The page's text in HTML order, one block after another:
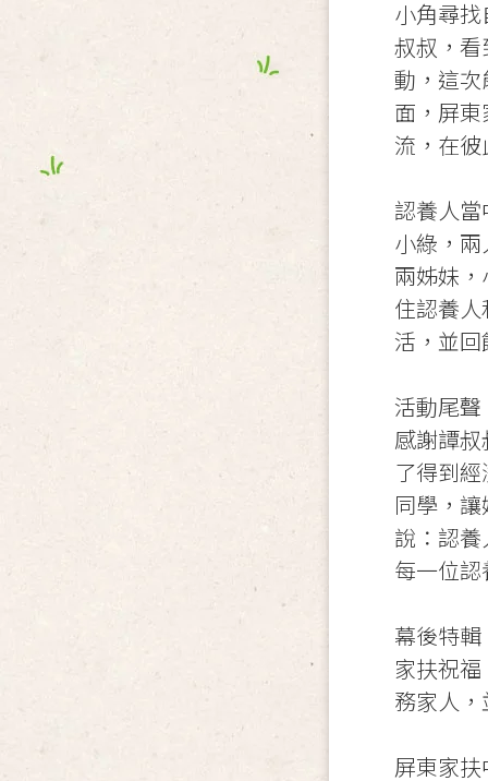
小角尋
叔叔，看
動，這次
面，屏
流，在
認養人
小綠，
兩姊妹
住認養
活，並
活動尾
感謝譚
了得到
同學，
說：認
每一位
幕後特
家扶祝
務家人
屏東家